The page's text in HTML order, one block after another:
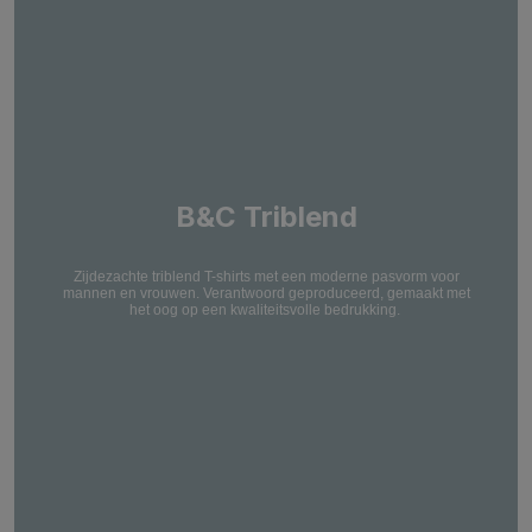
B&C Triblend
Zijdezachte triblend T-shirts met een moderne pasvorm voor
mannen en vrouwen. Verantwoord geproduceerd, gemaakt met
het oog op een kwaliteitsvolle bedrukking.